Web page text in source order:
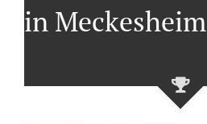
in Meckesheim